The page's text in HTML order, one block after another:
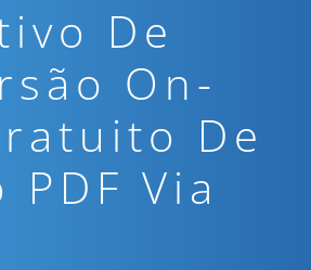
De
On-
De
PDF Via